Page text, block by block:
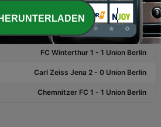
Dynamo Dresden 2 - 1 Union Berlin
FC Aarau 2 - 1 Union Berlin
FC Winterthur 1 - 1 Union Berlin
Carl Zeiss Jena 2 - 0 Union Berlin
Chemnitzer FC 1 - 1 Union Berlin